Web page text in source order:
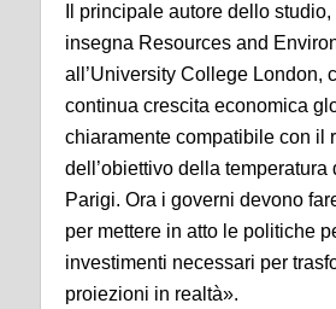
Il principale autore dello
insegna Resources and
all’University College London,
continua crescita economica
chiaramente compatibile con il
dell’obiettivo della temperatura
Parigi. Ora i governi devono
per mettere in atto le politiche
investimenti necessari per
proiezioni in realtà».